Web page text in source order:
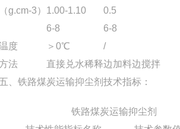
g.cm-3） 1.00-1.10
0.5
6-8
6-8
度
＞0℃
/
法
直接兑水稀释边加料边搅拌
路煤炭运输抑尘剂技术指标：
铁路煤炭运输抑尘剂